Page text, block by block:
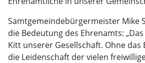
Samtgemeindebürgermeister Mike
die Bedeutung des Ehrenamts:
Kitt unserer Gesellschaft. Ohne das
die Leidenschaft der vielen